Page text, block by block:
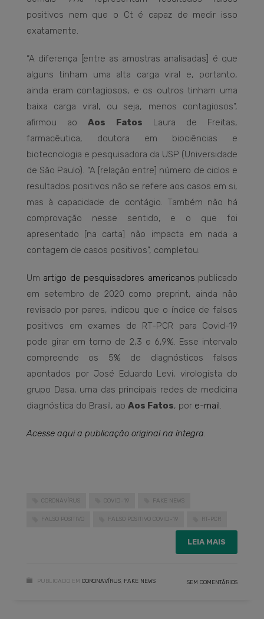
positivos nem que o Ct é capaz de medir isso
exatamente.
“A diferença [entre as amostras analisadas] é que
alguns tinham uma alta carga viral e, portanto,
ainda eram contagiosos, e os outros tinham uma
baixa carga viral, ou seja, menos contagiosos”,
afirmou aoAos Fatos Laura de Freitas,
farmacêutica, doutora em biociências e
biotecnologia e pesquisadora da USP (Universidade
de São Paulo). “A [relação entre] número de ciclos e
resultados positivos não se refere aos casos em si,
mas à capacidade de contágio. Também não há
comprovação nesse sentido, e o que foi
apresentado [na carta] não impacta em nada a
contagem de casos positivos”, completou.
Um artigo de pesquisadores americanos publicado
em setembro de 2020 como preprint, ainda não
revisado por pares, indicou que o índice de falsos
positivos em exames de RT-PCR para Covid-19
pode girar em torno de 2,3 e 6,9%. Esse intervalo
compreende os 5% de diagnósticos falsos
apontados por José Eduardo Levi, virologista do
grupo Dasa, uma das principais redes de medicina
diagnóstica do Brasil, ao Aos Fatos, por e-mail.
Acesse aqui a publicação original na íntegra.
CORONAVÍRUS COVID-19 FAKE NEWS
FALSO POSITIVO FALSO POSITIVO COVID-19 RT-PCR
LEIA MAIS
PUBLICADO EM CORONAVÍRUS FAKE NEWS SEM COMENTÁRIOS